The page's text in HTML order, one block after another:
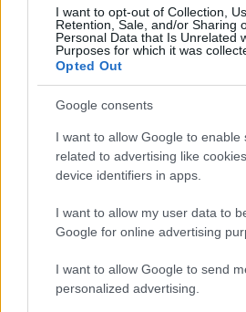
I want to opt-out of Collection,
Retention, Sale, and/or Sharing
Personal Data that Is Unrelated
Purposes for which it was
Opted Out
Google consents
I want to allow Google to enable
related to advertising like
device identifiers in apps.
I want to allow my user data to
Google for online advertising
I want to allow Google to send
personalized advertising.
16:2610.07.24
Σχολικά γεύματα: Έρχεται